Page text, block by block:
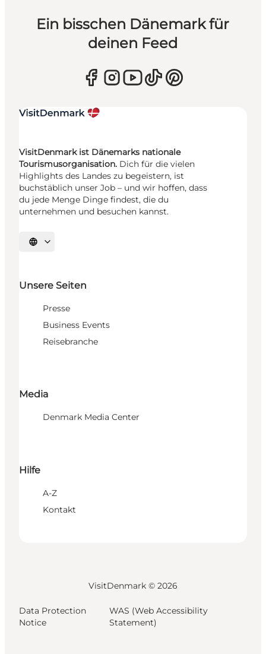
Ein bisschen Dänemark für
deinen Feed
VisitDenmark ist Dänemarks nationale
Tourismusorganisation. Dich für die vielen
Highlights des Landes zu begeistern, ist
buchstäblich unser Job – und wir hoffen, dass
du jede Menge Dinge findest, die du
unternehmen und besuchen kannst.
Sprache auswählen
Unsere Seiten
Presse
Business Events
Reisebranche
Media
Denmark Media Center
Hilfe
A-Z
Kontakt
VisitDenmark © 2026
Data Protection
Notice
WAS (Web Accessibility
Statement)